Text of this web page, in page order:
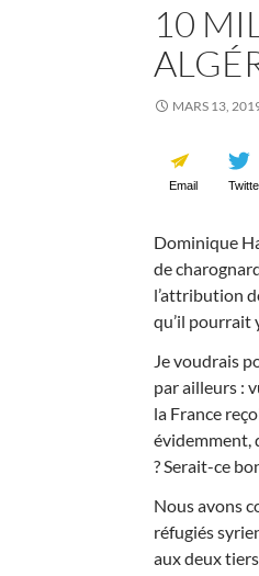
10
MARS 13,
Email
Dominique
de
l’attribution
qu’il pourrait
Je voudrais
par ailleurs :
la France
évidemment,
? Serait-ce
Nous avons
réfugiés
aux deux